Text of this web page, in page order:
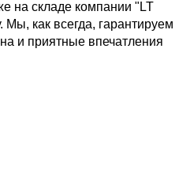
на складе компании "LT
Мы, как всегда, гарантируем
и приятные впечатления